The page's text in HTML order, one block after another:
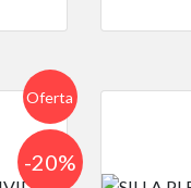
Oferta
-20%